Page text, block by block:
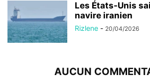
Les États-Unis
navire iranien
Rizlene - 20/04/2026
AUCUN